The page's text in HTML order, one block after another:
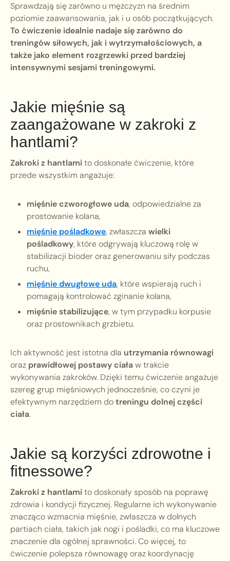
Sprawdzają się zarówno u mężczyzn na średnim
poziomie zaawansowania, jak i u osób początkujących.
To ćwiczenie idealnie nadaje się zarówno do
treningów siłowych, jak i wytrzymałościowych, a
także jako element rozgrzewki przed bardziej
intensywnymi sesjami treningowymi.
Jakie mięśnie są
zaangażowane w zakroki z
hantlami?
Zakroki z hantlamito doskonałe ćwiczenie, które
przede wszystkim angażuje:
mięśnie czworogłowe uda, odpowiedzialne za
prostowanie kolana,
mięśnie pośladkowe, zwłaszcza wielki
pośladkowy, które odgrywają kluczową rolę w
stabilizacji bioder oraz generowaniu siły podczas
ruchu,
mięśnie dwugłowe uda, które wspierają ruch i
pomagają kontrolować zginanie kolana,
mięśnie stabilizujące, w tym przypadku korpusie
oraz prostownikach grzbietu.
Ich aktywność jest istotna dla utrzymania równowagi
oraz prawidłowej postawy ciaław trakcie
wykonywania zakroków. Dzięki temu ćwiczenie angażuje
szereg grup mięśniowych jednocześnie, co czyni je
efektywnym narzędziem dotreningu dolnej części
ciała.
Jakie są korzyści zdrowotne i
fitnessowe?
Zakroki z hantlamito doskonały sposób na poprawę
zdrowia i kondycji fizycznej. Regularne ich wykonywanie
znacząco wzmacnia mięśnie, zwłaszcza w dolnych
partiach ciała, takich jak nogi i pośladki, co ma kluczowe
znaczenie dla ogólnej sprawności. Co więcej, to
ćwiczenie polepsza równowagę oraz koordynację